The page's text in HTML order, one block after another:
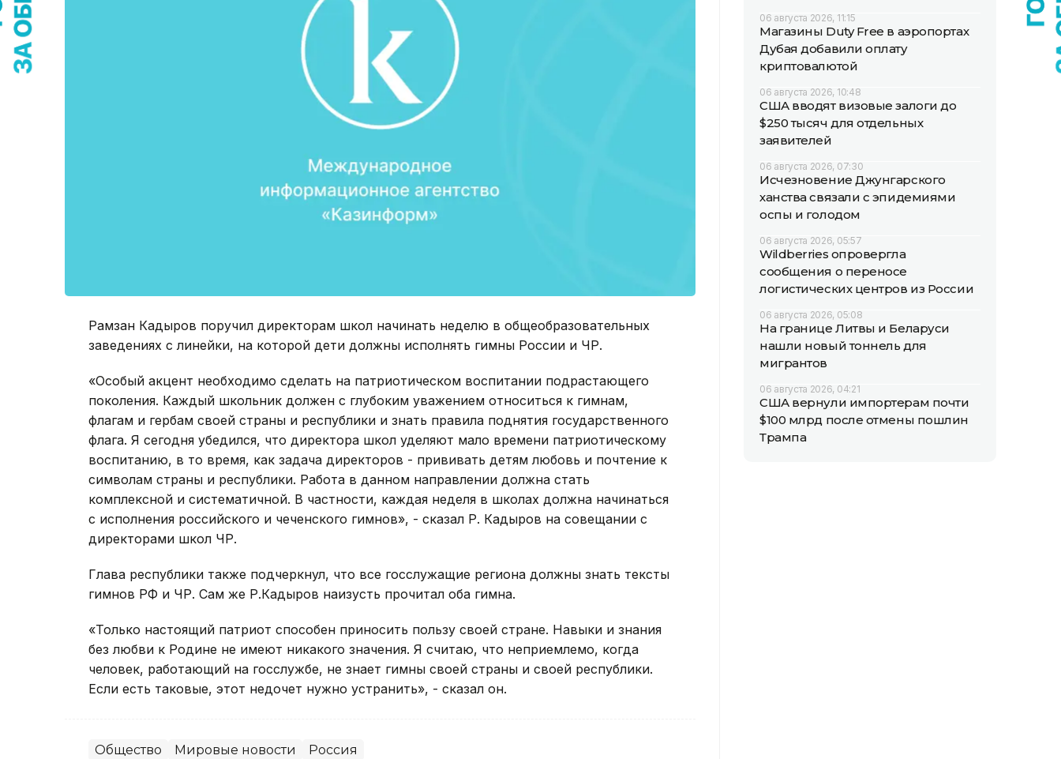
Рамзан Кадыров поручил директорам школ начинать неделю в общеобразовательных
заведениях с линейки, на которой дети должны исполнять гимны России и ЧР.
«Особый акцент необходимо сделать на патриотическом воспитании подрастающего
поколения. Каждый школьник должен с глубоким уважением относиться к гимнам,
флагам и гербам своей страны и республики и знать правила поднятия государственного
флага. Я сегодня убедился, что директора школ уделяют мало времени патриотическому
воспитанию, в то время, как задача директоров - прививать детям любовь и почтение к
символам страны и республики. Работа в данном направлении должна стать
комплексной и систематичной. В частности, каждая неделя в школах должна начинаться
с исполнения российского и чеченского гимнов», - сказал Р. Кадыров на совещании с
директорами школ ЧР.
Глава республики также подчеркнул, что все госслужащие региона должны знать тексты
гимнов РФ и ЧР. Сам же Р.Кадыров наизусть прочитал оба гимна.
«Только настоящий патриот способен приносить пользу своей стране. Навыки и знания
без любви к Родине не имеют никакого значения. Я считаю, что неприемлемо, когда
человек, работающий на госслужбе, не знает гимны своей страны и своей республики.
Если есть таковые, этот недочет нужно устранить», - сказал он.
Общество Мировые новости Россия
06 августа 2026, 11:15
Магазины Duty Free в аэропортах
Дубая добавили оплату
криптовалютой
06 августа 2026, 10:48
США вводят визовые залоги до
$250 тысяч для отдельных
заявителей
06 августа 2026, 07:30
Исчезновение Джунгарского
ханства связали с эпидемиями
оспы и голодом
06 августа 2026, 05:57
Wildberries опровергла
сообщения о переносе
логистических центров из России
06 августа 2026, 05:08
На границе Литвы и Беларуси
нашли новый тоннель для
мигрантов
06 августа 2026, 04:21
США вернули импортерам почти
$100 млрд после отмены пошлин
Трампа